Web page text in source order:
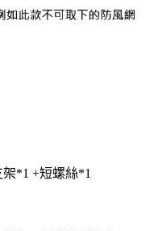
*1 +短螺絲*1